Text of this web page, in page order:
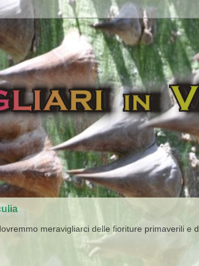
meravigliarci delle fioriture primaverili e